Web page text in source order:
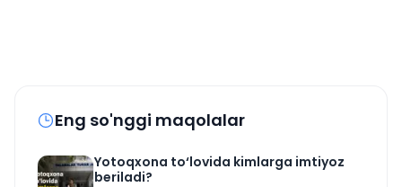
Eng so'nggi maqolalar
Yotoqxona to‘lovida kimlarga imtiyoz
beriladi?